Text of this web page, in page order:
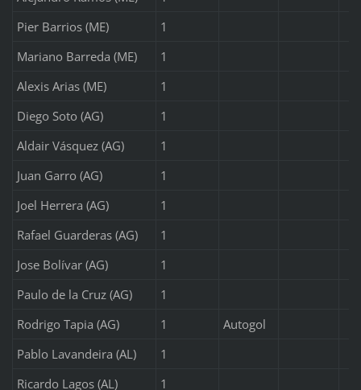
Pier Barrios (ME)
1
Mariano Barreda (ME)
1
Alexis Arias (ME)
1
Diego Soto (AG)
1
Aldair Vásquez (AG)
1
Juan Garro (AG)
1
Joel Herrera (AG)
1
Rafael Guarderas (AG)
1
Jose Bolívar (AG)
1
Paulo de la Cruz (AG)
1
Rodrigo Tapia (AG)
1
Autogol
Pablo Lavandeira (AL)
1
Ricardo Lagos (AL)
1